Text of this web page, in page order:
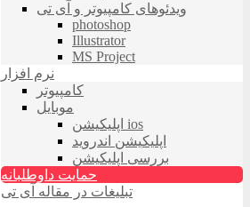
ویدئوهای کامپیوتر و آی تی
photoshop
Illustrator
MS Project
نرم افزار
کامپیوتر
موبایل
اپلیکیشن ios
اپلیکیشن اندروید
بررسی اپلیکیشن
حمایت داوطلبانه
تبلیغات در مقاله آی تی